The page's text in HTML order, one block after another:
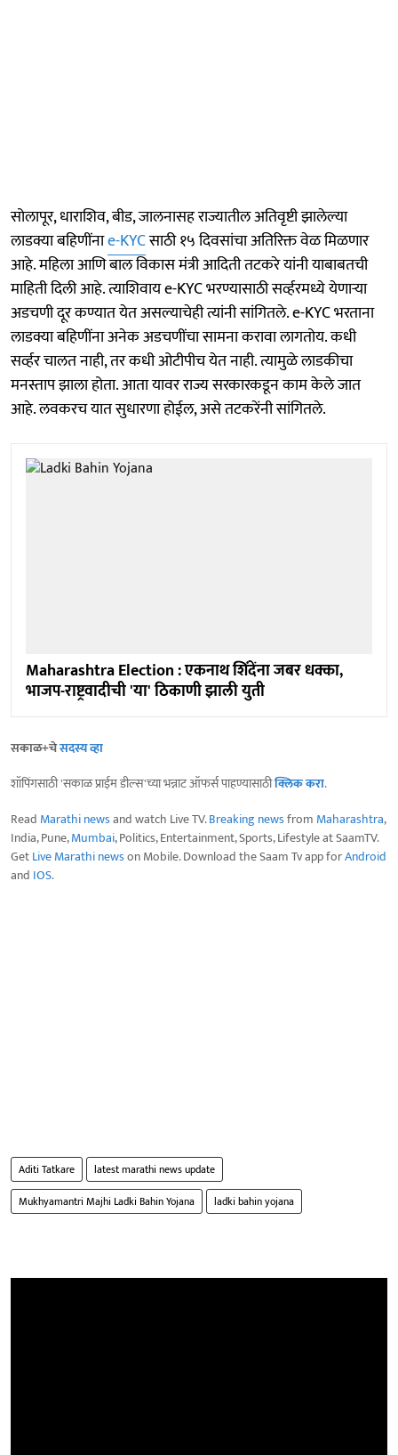
सोलापूर, धाराशिव, बीड, जालनासह राज्यातील अतिवृष्टी झालेल्या
लाडक्या बहि‍णींनाe-KYCसाठी १५ दिवसांचा अतिरिक्त वेळ मिळणार
आहे. महिला आणि बाल विकास मंत्री आदिती तटकरे यांनी याबाबतची
माहिती दिली आहे. त्याशिवाय e-KYC भरण्यासाठी सर्व्हरमध्ये येणाऱ्या
अडचणी दूर कण्यात येत असल्याचेही त्यांनी सांगितले. e-KYC भरताना
लाडक्या बहि‍णींना अनेक अडचणींचा सामना करावा लागतोय. कधी
सर्व्हर चालत नाही, तर कधी ओटीपीच येत नाही. त्यामुळे लाडकीचा
मनस्ताप झाला होता. आता यावर राज्य सरकारकडून काम केले जात
आहे. लवकरच यात सुधारणा होईल, असे तटकरेंनी सांगितले.
Maharashtra Election : एकनाथ शिंदेंना जबर धक्का,
भाजप-राष्ट्रवादीची 'या' ठिकाणी झाली युती
सकाळ+चेसदस्य व्हा
शॉपिंगसाठी 'सकाळ प्राईम डील्स'च्या भन्नाट ऑफर्स पाहण्यासाठीक्लिक करा.
Read Marathi newsand watch Live TV.Breaking newsfrom Maharashtra,
India, Pune,Mumbai, Politics, Entertainment, Sports, Lifestyle at SaamTV.
GetLive Marathi newson Mobile. Download the Saam Tv app forAndroid
and IOS.
Aditi Tatkare
latest marathi news update
Mukhyamantri Majhi Ladki Bahin Yojana
ladki bahin yojana